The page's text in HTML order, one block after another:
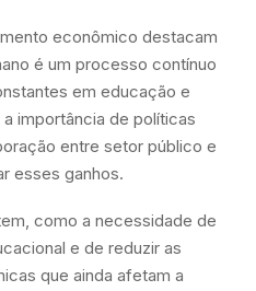
econômico destacam
é um processo contínuo
em educação e
importância de políticas
entre setor público e
esses ganhos.
como a necessidade de
e de reduzir as
que ainda afetam a